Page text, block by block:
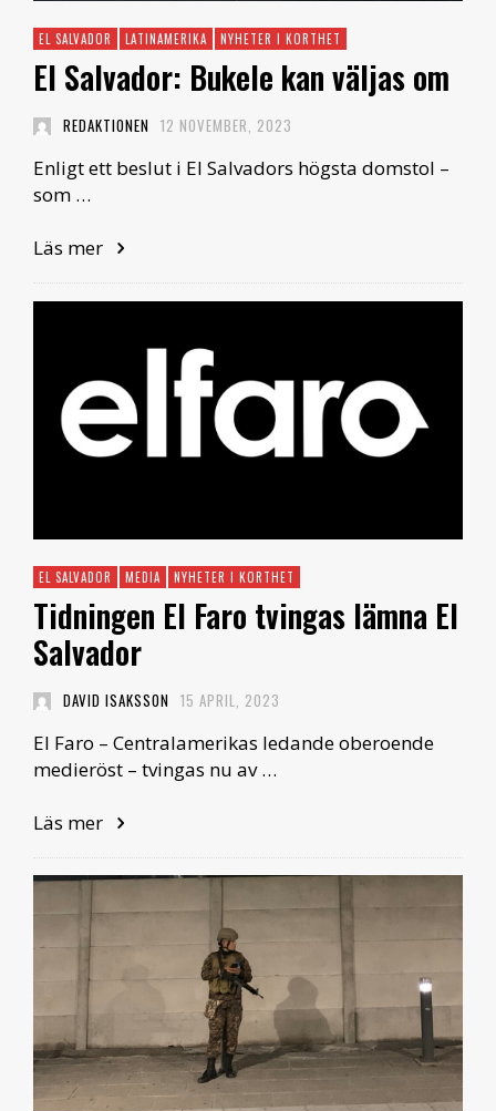
EL SALVADOR LATINAMERIKA NYHETER I KORTHET
El Salvador: Bukele kan väljas om
REDAKTIONEN 12 NOVEMBER, 2023
Enligt ett beslut i El Salvadors högsta domstol –
som …
Läs mer
EL SALVADOR MEDIA NYHETER I KORTHET
Tidningen El Faro tvingas lämna El
Salvador
DAVID ISAKSSON 15 APRIL, 2023
El Faro – Centralamerikas ledande oberoende
medieröst – tvingas nu av …
Läs mer